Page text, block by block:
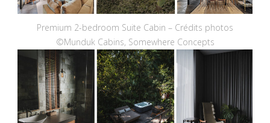
Premium 2-bedroom Suite Cabin – Crédits photos
©Munduk Cabins, Somewhere Concepts